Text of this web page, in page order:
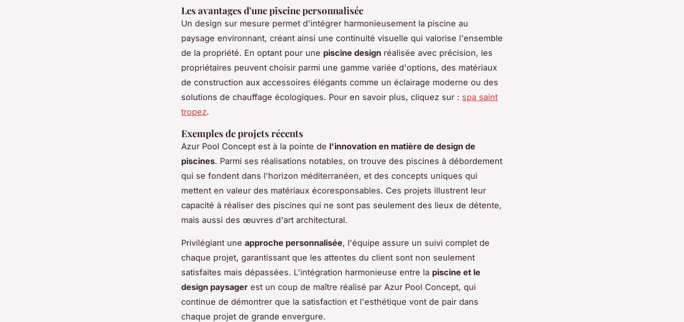
Les avantages d'une piscine personnalisée
Un design sur mesure permet d'intégrer harmonieusement la piscine au
paysage environnant, créant ainsi une continuité visuelle qui valorise l'ensemble
de la propriété. En optant pour une piscine design réalisée avec précision, les
propriétaires peuvent choisir parmi une gamme variée d'options, des matériaux
de construction aux accessoires élégants comme un éclairage moderne ou des
solutions de chauffage écologiques. Pour en savoir plus, cliquez sur : spa saint
tropez.
Exemples de projets récents
Azur Pool Concept est à la pointe de l'innovation en matière de design de
piscines. Parmi ses réalisations notables, on trouve des piscines à débordement
qui se fondent dans l'horizon méditerranéen, et des concepts uniques qui
mettent en valeur des matériaux écoresponsables. Ces projets illustrent leur
capacité à réaliser des piscines qui ne sont pas seulement des lieux de détente,
mais aussi des œuvres d'art architectural.
Privilégiant une approche personnalisée, l'équipe assure un suivi complet de
chaque projet, garantissant que les attentes du client sont non seulement
satisfaites mais dépassées. L'intégration harmonieuse entre la piscine et le
design paysager est un coup de maître réalisé par Azur Pool Concept, qui
continue de démontrer que la satisfaction et l'esthétique vont de pair dans
chaque projet de grande envergure.